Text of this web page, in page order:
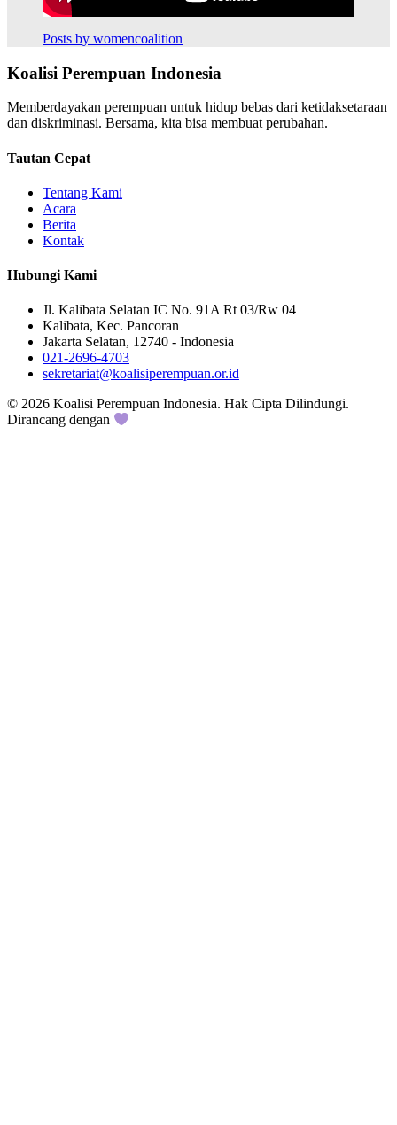
Posts by womencoalition
Koalisi Perempuan Indonesia
Memberdayakan perempuan untuk hidup bebas dari ketidaksetaraan
dan diskriminasi. Bersama, kita bisa membuat perubahan.
Tautan Cepat
Tentang Kami
Acara
Berita
Kontak
Hubungi Kami
Jl. Kalibata Selatan IC No. 91A Rt 03/Rw 04
Kalibata, Kec. Pancoran
Jakarta Selatan, 12740 - Indonesia
021-2696-4703
sekretariat@koalisiperempuan.or.id
© 2026 Koalisi Perempuan Indonesia. Hak Cipta Dilindungi.
Dirancang dengan